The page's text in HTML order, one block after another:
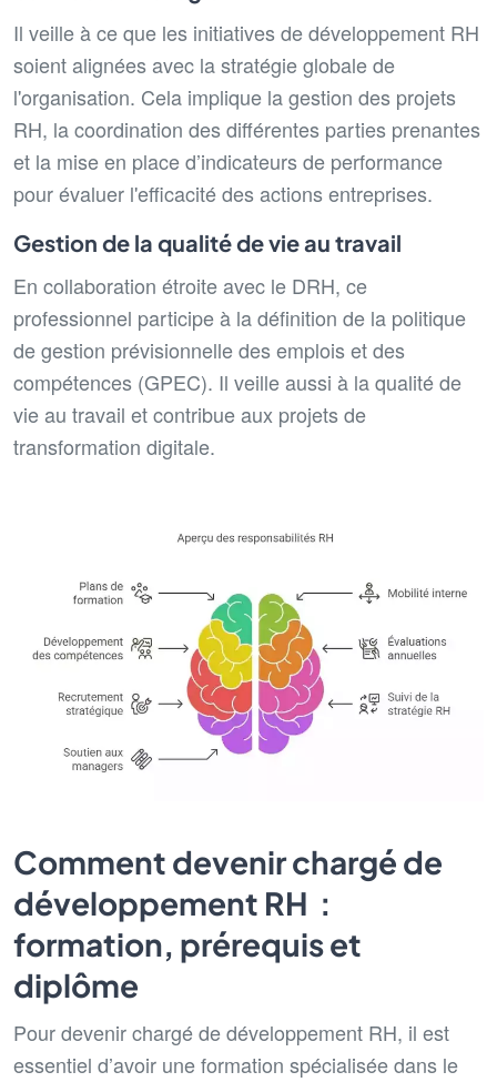
Il veille à ce que les initiatives de développement RH
soient alignées avec la stratégie globale de
l'organisation. Cela implique la gestion des projets
RH, la coordination des différentes parties prenantes
et la mise en place d’indicateurs de performance
pour évaluer l'efficacité des actions entreprises.
Gestion de la qualité de vie au travail
En collaboration étroite avec le DRH, ce
professionnel participe à la définition de la politique
de gestion prévisionnelle des emplois et des
compétences (GPEC). Il veille aussi à la qualité de
vie au travail et contribue aux projets de
transformation digitale.
Comment devenir chargé de
développement RH :
formation, prérequis et
diplôme
Pour devenir chargé de développement RH, il est
essentiel d’avoir une formation spécialisée dans le